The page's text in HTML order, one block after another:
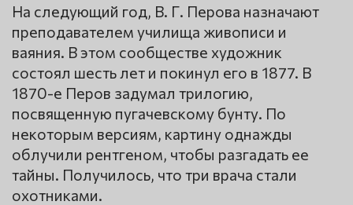
На следующий год, В. Г. Перова назначают
преподавателем училища живописи и
ваяния. В этом сообществе художник
состоял шесть лет и покинул его в 1877. В
1870-е Перов задумал трилогию,
посвященную пугачевскому бунту. По
некоторым версиям, картину однажды
облучили рентгеном, чтобы разгадать ее
тайны. Получилось, что три врача стали
охотниками.